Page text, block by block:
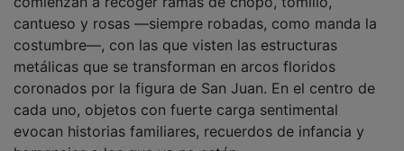
cantueso y rosas —siempre robadas, como manda la
costumbre—, con las que visten las estructuras
metálicas que se transforman en arcos floridos
coronados por la figura de San Juan. En el centro de
cada uno, objetos con fuerte carga sentimental
evocan historias familiares, recuerdos de infancia y
homenajes a los que ya no están.